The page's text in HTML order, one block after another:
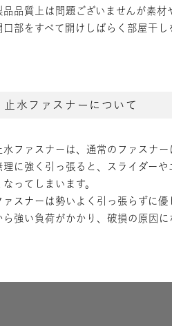
品品質上は問題ございませんが素
口部をすべて開けしばらく部屋干し
止水ファスナーについて
水ファスナーは、通常のファスナ
理に強く引っ張ると、スライダー
なってしまいます。
ァスナーは勢いよく引っ張らずに
ら強い負荷がかかり、破損の原因に